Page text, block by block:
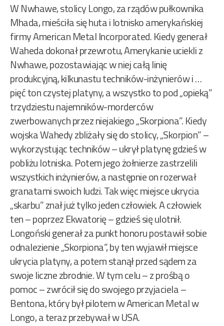
W Nwhawe, stolicy Longo, za rządów pułkownika
Mhada, mieściła się huta i lotnisko amerykańskiej
firmy American Metal Incorporated. Kiedy generał
Waheda dokonał przewrotu, Amerykanie uciekli z
Nwhawe, pozostawiając w niej całą linię
produkcyjną, kilkunastu techników-inżynierów i …
pięć ton czystej platyny, a wszystko to pod „opieką”
trzydziestu najemników-morderców
zwerbowanych przez niejakiego „Skorpiona”. Kiedy
wojska Wahedy zbliżały się do stolicy, „Skorpion” –
wykorzystując techników – ukrył platynę gdzieś w
pobliżu lotniska. Potem jego żołnierze zastrzelili
wszystkich inżynierów, a następnie on rozerwał
granatami swoich ludzi. Tak więc miejsce ukrycia
„skarbu” znał już tylko jeden człowiek. A człowiek
ten – poprzez Ekwatorię – gdzieś się ulotnił.
Longoński generał za punkt honoru postawił sobie
odnalezienie „Skorpiona”, by ten wyjawił miejsce
ukrycia platyny, a potem stanął przed sądem za
swoje liczne zbrodnie. W tym celu – z prośbą o
pomoc – zwrócił się do swojego przyjaciela –
Bentona, który był pilotem w American Metal w
Longo, a teraz przebywał w USA.